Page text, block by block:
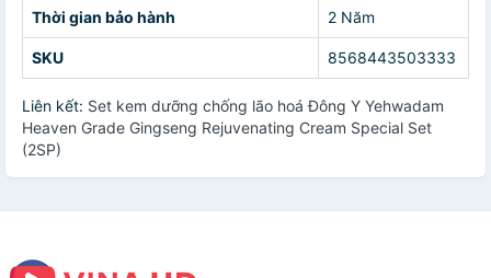
Thời gian bảo hành 2 Năm
SKU 8568443503333
Liên kết: Set kem dưỡng chống lão hoá Đông Y Yehwadam
Heaven Grade Gingseng Rejuvenating Cream Special Set
(2SP)